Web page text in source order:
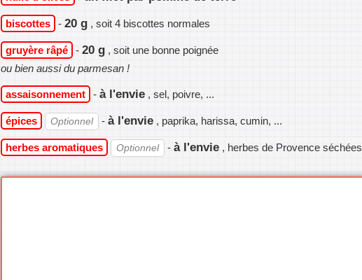
biscottes - 20 g , soit 4 biscottes normales
gruyère râpé - 20 g , soit une bonne poignée
ou bien aussi du parmesan !
assaisonnement - à l'envie , sel, poivre, ...
épices Optionnel - à l'envie , paprika, harissa, cumin, ...
herbes aromatiques Optionnel - à l'envie , herbes de Provence séchées